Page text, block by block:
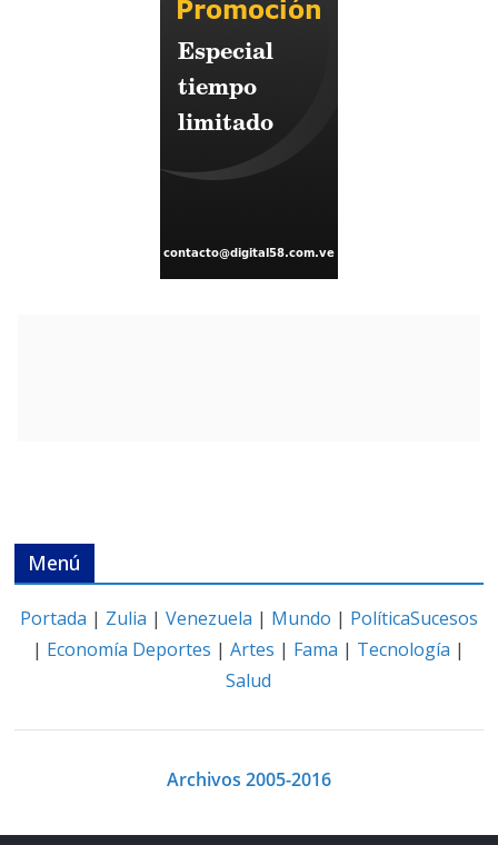
Menú
Portada | Zulia | Venezuela | Mundo | PolíticaSucesos
| Economía Deportes |Artes | Fama | Tecnología |
Salud
Archivos 2005-2016